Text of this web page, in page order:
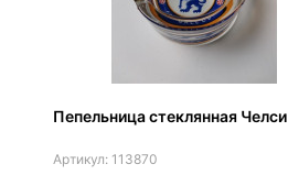
Пепельница стеклянная Челси
113870